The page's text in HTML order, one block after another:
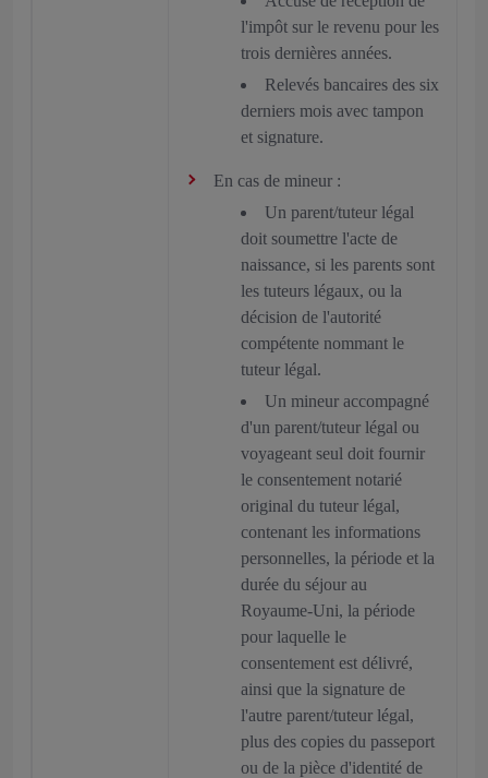
l'impôt sur le revenu pour les
trois dernières années.
Relevés bancaires des six
derniers mois avec tampon
et signature.
En cas de mineur :
Un parent/tuteur légal
doit soumettre l'acte de
naissance, si les parents sont
les tuteurs légaux, ou la
décision de l'autorité
compétente nommant le
tuteur légal.
Un mineur accompagné
d'un parent/tuteur légal ou
voyageant seul doit fournir
le consentement notarié
original du tuteur légal,
contenant les informations
personnelles, la période et la
durée du séjour au
Royaume-Uni, la période
pour laquelle le
consentement est délivré,
ainsi que la signature de
l'autre parent/tuteur légal,
plus des copies du passeport
ou de la pièce d'identité de